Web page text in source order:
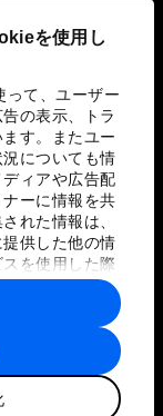
を使用し
って、ユーザー
の表示、トラ
す。またユー
についても情
ィアや広告配
ーに情報を共
れた情報は、
供した他の情
を使用した際
され、各パー
とがありま
規約
ム